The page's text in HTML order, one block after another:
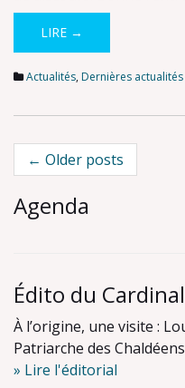
LIRE →
Actualités,Dernières
Post
navigation
← Older posts
Agenda
Édito du
À l’origine, une visite :
Patriarche des
» Lire l'éditorial